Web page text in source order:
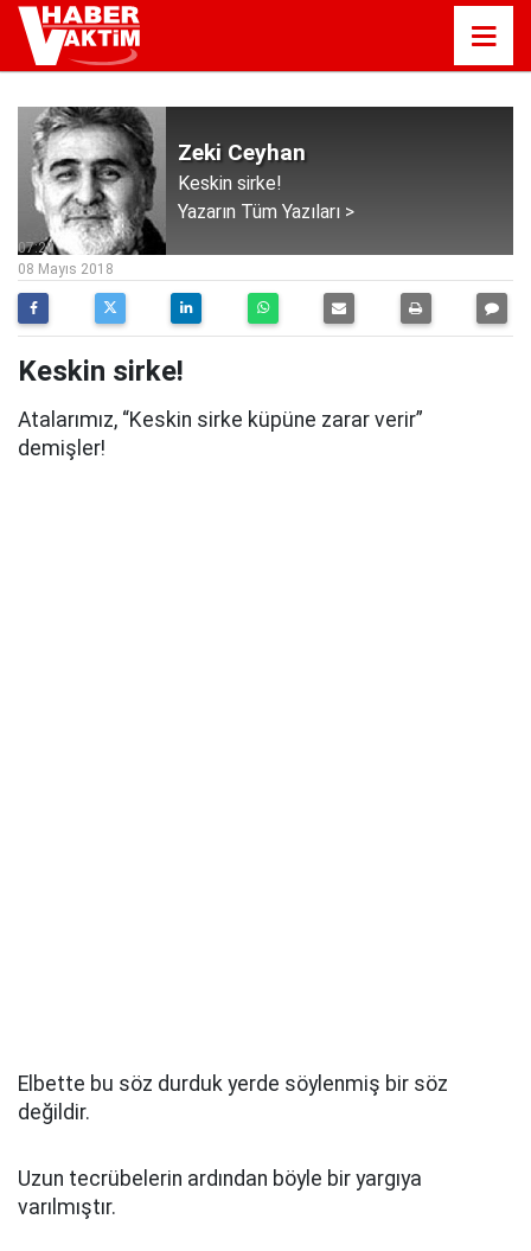
Zeki Ceyhan
Keskin sirke!
Yazarın Tüm Yazıları >
07:20
08 Mayıs 2018
Keskin sirke!
Atalarımız, “Keskin sirke küpüne zarar verir”
demişler!
Elbette bu söz durduk yerde söylenmiş bir söz
değildir.
Uzun tecrübelerin ardından böyle bir yargıya
varılmıştır.